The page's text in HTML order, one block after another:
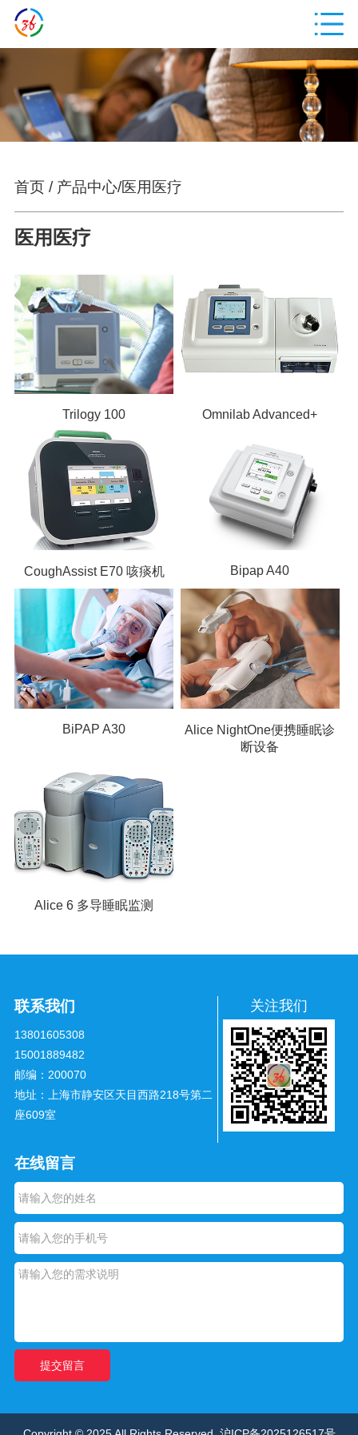
首页/ 产品中心/医用医疗
医用医疗
Trilogy 100 Omnilab Advanced+
CoughAssist E70 咳痰机 Bipap A40
BiPAP A30
Alice NightOne便携睡眠诊
断设备
Alice 6 多导睡眠监测
联系我们
13801605308
15001889482
邮编：200070
地址：上海市静安区天目西路218号第二
座609室
关注我们
在线留言